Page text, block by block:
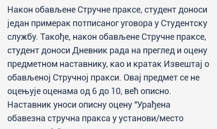
Након обављене Стручне праксе, студент доноси
један примерак потписаног уговора у Студентску
службу. Такође, након обављене Стручне праксе,
студент доноси Дневник рада на преглед и оцену
предметном наставнику, као и кратак Извештај о
обављеној Стручној пракси. Овај предмет се не
оцењује оценама од 6 до 10, већ описно.
Наставник уноси описну оцену "Урађена
обавезна стручна пракса у установи/место